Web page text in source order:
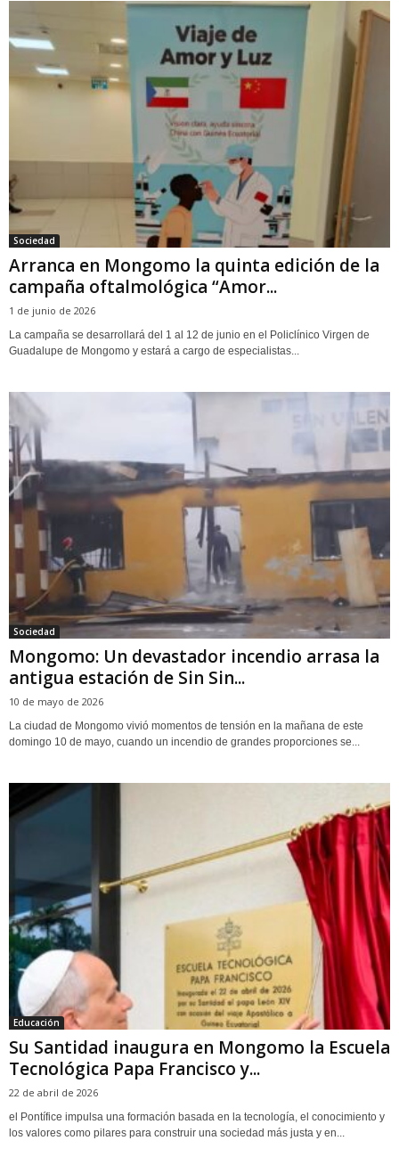
Sociedad
Arranca en Mongomo la quinta edición de la
campaña oftalmológica “Amor...
1 de junio de 2026
La campaña se desarrollará del 1 al 12 de junio en el Policlínico Virgen de
Guadalupe de Mongomo y estará a cargo de especialistas...
Sociedad
Mongomo: Un devastador incendio arrasa la
antigua estación de Sin Sin...
10 de mayo de 2026
La ciudad de Mongomo vivió momentos de tensión en la mañana de este
domingo 10 de mayo, cuando un incendio de grandes proporciones se...
Educación
Su Santidad inaugura en Mongomo la Escuela
Tecnológica Papa Francisco y...
22 de abril de 2026
el Pontífice impulsa una formación basada en la tecnología, el conocimiento y
los valores como pilares para construir una sociedad más justa y en...